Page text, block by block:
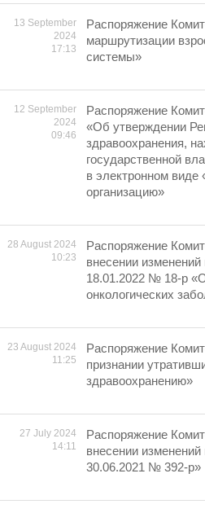
13 September
2024
17:13
Распоряжение
маршрутизации
системы»
12 September
2024
09:46
Распоряжение
«Об утверждении
здравоохранения,
государственной
в электронном виде
организацию»
28 August 2024
10:23
Распоряжение
внесении
18.01.2022 № 18-р
онкологических
23 August 2024
11:25
Распоряжение
признании
здравоохранению»
27 July 2024
14:11
Распоряжение
внесении
30.06.2021 № 392-р»